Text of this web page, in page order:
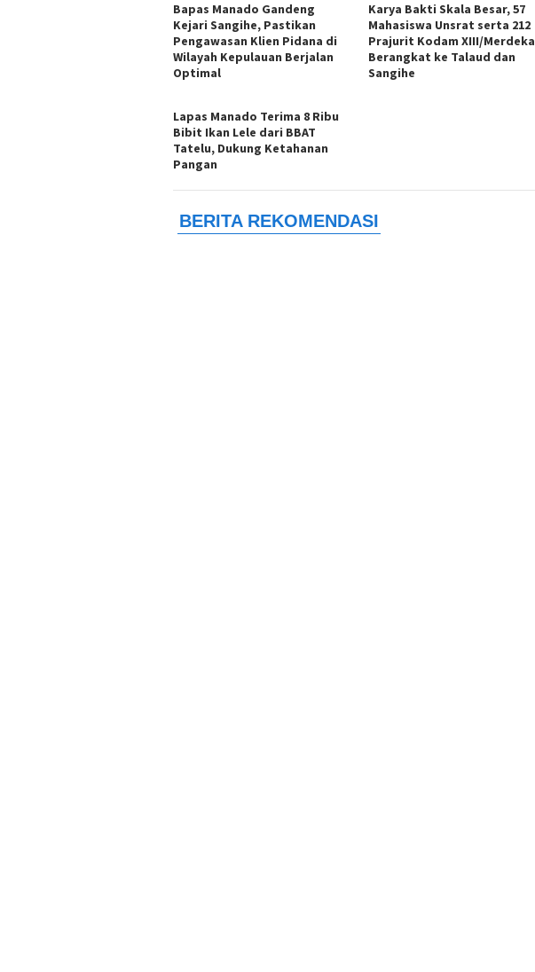
Bapas Manado Gandeng
Kejari Sangihe, Pastikan
Pengawasan Klien Pidana di
Wilayah Kepulauan Berjalan
Optimal
Karya Bakti Skala Besar, 57
Mahasiswa Unsrat serta 212
Prajurit Kodam XIII/Merdeka
Berangkat ke Talaud dan
Sangihe
Lapas Manado Terima 8 Ribu
Bibit Ikan Lele dari BBAT
Tatelu, Dukung Ketahanan
Pangan